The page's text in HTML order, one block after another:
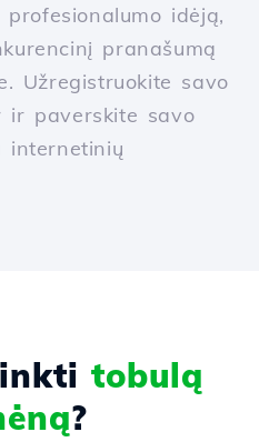
idėją,
pranašumą
Užregistruokite savo
ir paverskite savo
internetinių
tobulą
?